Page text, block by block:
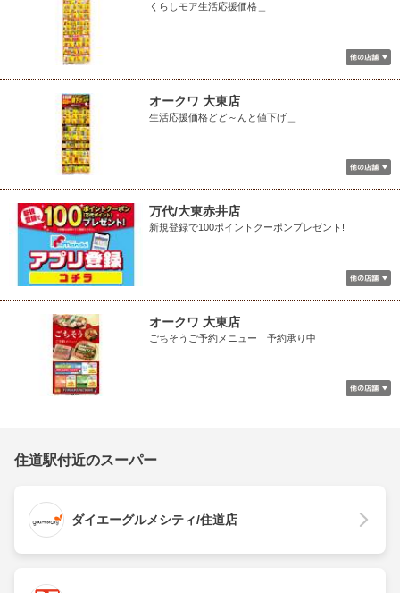
くらしモア生活応援価格＿
オークワ 大東店
生活応援価格どど～んと値下げ＿
万代/大東赤井店
新規登録で100ポイントクーポンプレゼント!
オークワ 大東店
ごちそうご予約メニュー 予約承り中
住道駅付近のスーパー
ダイエーグルメシティ/住道店